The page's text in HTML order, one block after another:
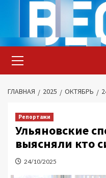
содержимому
меню
ГЛАВНАЯ 2025 ОКТЯБРЬ
Репортажи
Ульяновские
выясняли кто
24/10/2025